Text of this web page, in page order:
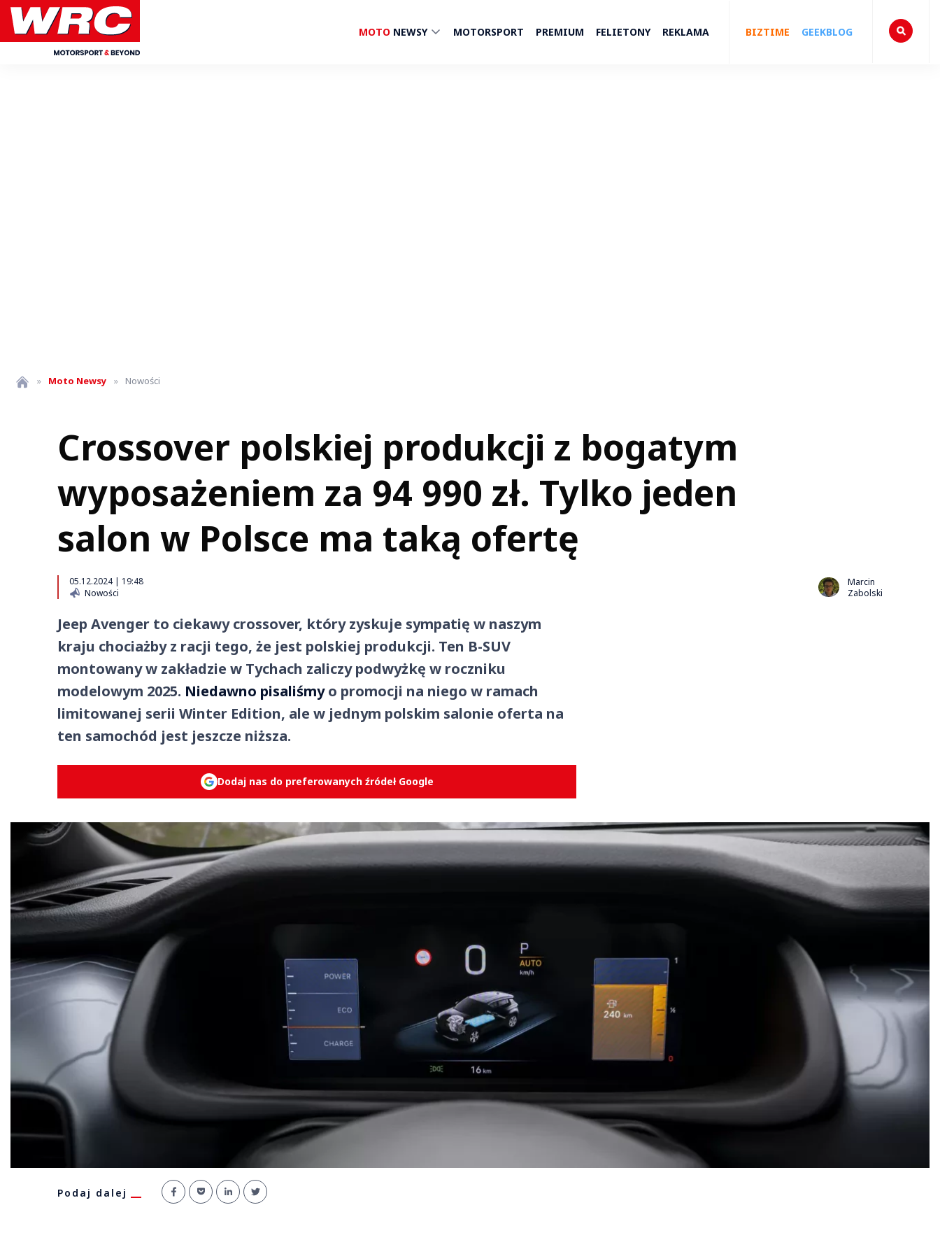
MOTO NEWSY MOTORSPORT PREMIUM FELIETONY REKLAMA BIZTIME GEEKBLOG
» Moto Newsy » Nowości
Crossover polskiej produkcji z bogatym
wyposażeniem za 94 990 zł. Tylko jeden
salon w Polsce ma taką ofertę
05.12.2024 | 19:48
Nowości
Marcin
Zabolski
Jeep Avenger to ciekawy crossover, który zyskuje sympatię w naszym
kraju chociażby z racji tego, że jest polskiej produkcji. Ten B-SUV
montowany w zakładzie w Tychach zaliczy podwyżkę w roczniku
modelowym 2025. Niedawno pisaliśmyo promocji na niego w ramach
limitowanej serii Winter Edition, ale w jednym polskim salonie oferta na
ten samochód jest jeszcze niższa.
Dodaj nas do preferowanych źródeł Google
Podaj dalej